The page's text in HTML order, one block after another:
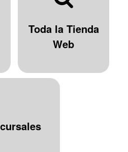
Toda la Tienda
Web